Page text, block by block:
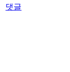
댓글